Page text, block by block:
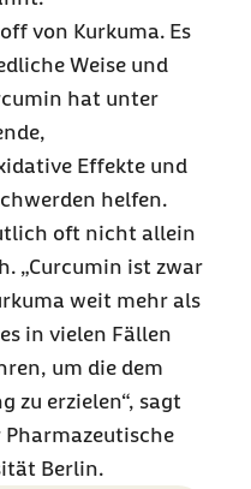
von Kurkuma. Es
Weise und
hat unter
Effekte und
helfen.
oft nicht allein
„Curcumin ist zwar
weit mehr als
in vielen Fällen
um die dem
zu erzielen“, sagt
Berlin.